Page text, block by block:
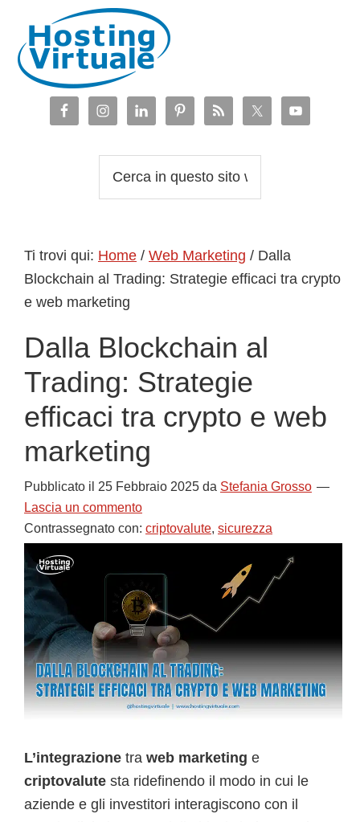
navigazione
primaria
contenuto
principale
barra
laterale
piè
web
Ti trovi qui: Home / Web Marketing / Dalla
Blockchain al Trading: Strategie efficaci tra crypto
e web marketing
Dalla Blockchain al
Trading: Strategie
efficaci tra crypto e web
marketing
Pubblicato il 25 Febbraio 2025 da Stefania Grosso
Lascia un commento
Contrassegnato con: criptovalute, sicurezza
L’integrazione tra web marketing e
criptovalute sta ridefinendo il modo in cui le
aziende e gli investitori interagiscono con il